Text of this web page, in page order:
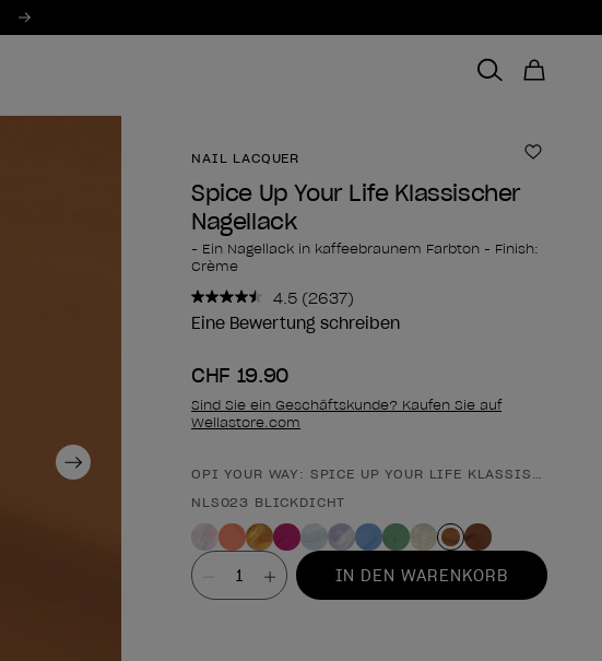
Next
NAIL LACQUER Zur
Spice Up Your Life Klassischer
Nagellack
- Ein Nagellack in kaffeebraunem Farbton - Finish:
Crème
4.5 2637
Bewertungen
lesen..
Seite.
(2637)
Eine Bewertung schreiben
CHF 19.90
Sind Sie ein Geschäftskunde? Kaufen Sie auf
Wellastore.com
Form des Produkts
OPI YOUR WAY: SPICE UP YOUR LIFE KLASSISCHER
NLS023 BLICKDICHT
Wert
IN DEN WARENKORB